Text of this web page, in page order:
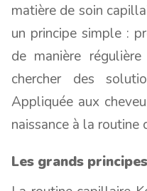
matière de soin
un principe simple :
de manière
chercher des
Appliquée aux
naissance à la routine
Les grands